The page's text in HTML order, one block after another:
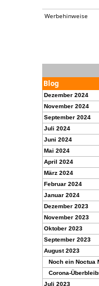
Werbehinweise
Blog
Dezember 2024
November 2024
September 2024
Juli 2024
Juni 2024
Mai 2024
April 2024
März 2024
Februar 2024
Januar 2024
Dezember 2023
November 2023
Oktober 2023
September 2023
August 2023
Noch ein Noctua
Corona-
Juli 2023